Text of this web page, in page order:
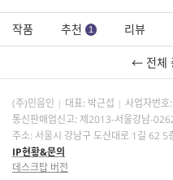
작품 추천 1 리뷰
← 전체
(주)민음인 대표: 박근섭 사업자번호:
통신판매업신고: 제2013-서울강남-
주소: 서울시 강남구 도산대로 1길 62 5
IP현황&문의
데스크탑 버전